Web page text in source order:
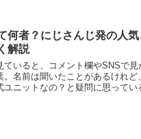
何者？にじさんじ発の人
解説
ていると、コメント欄やSNSで見
。名前は聞いたことがあるけれど
ユニットなの？と疑問に思ってい